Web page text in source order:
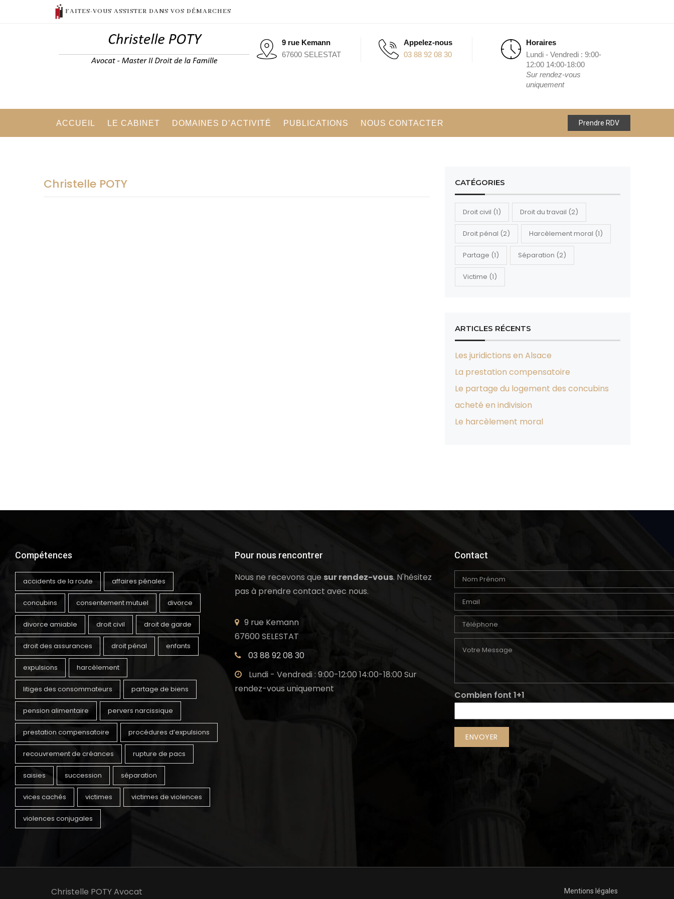
FAITES-VOUS ASSISTER DANS VOS DÉMARCHES
9 rue Kemann
67600 SELESTAT
Appelez-nous
03 88 92 08 30
Horaires
Lundi - Vendredi : 9:00-
12:00 14:00-18:00
Sur rendez-vous
uniquement
Prendre RDV
ACCUEIL LE CABINET DOMAINES D’ACTIVITÉ PUBLICATIONS NOUS CONTACTER
Christelle POTY CATÉGORIES
Droit civil (1) Droit du travail (2)
Droit pénal (2) Harcèlement moral (1)
Partage (1) Séparation (2)
Victime (1)
ARTICLES RÉCENTS
Les juridictions en Alsace
La prestation compensatoire
Le partage du logement des concubins
acheté en indivision
Le harcèlement moral
Compétences
accidents de la route affaires pénales
concubins consentement mutuel divorce
divorce amiable droit civil droit de garde
droit des assurances droit pénal enfants
expulsions harcèlement
litiges des consommateurs partage de biens
pension alimentaire pervers narcissique
prestation compensatoire procédures d’expulsions
recouvrement de créances rupture de pacs
saisies succession séparation
vices cachés victimes victimes de violences
violences conjugales
Pour nous rencontrer
Nous ne recevons quesur rendez-vous. N'hésitez
pas à prendre contact avec nous.
9 rue Kemann
67600 SELESTAT
03 88 92 08 30
Lundi - Vendredi : 9:00-12:00 14:00-18:00 Sur
rendez-vous uniquement
Contact
Combien font 1+1
Christelle POTY Avocat Mentions légales